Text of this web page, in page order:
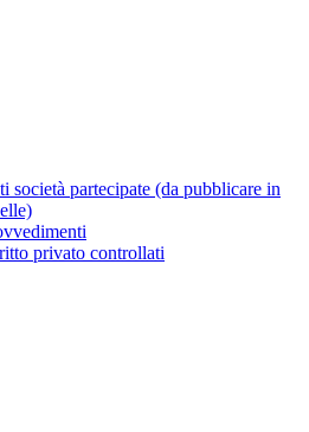
società partecipate (da pubblicare in
privato controllati